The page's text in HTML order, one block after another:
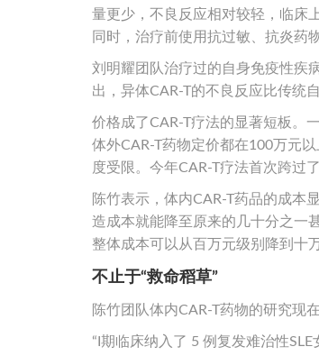
量更少，不良反应相对较轻，临床
同时，治疗前使用抗过敏、抗炎药
刘明耀团队治疗过的自身免疫性疾
出，异体CAR-T的不良反应比传统
价格成了CAR-T疗法的显著短板。
体外CAR-T药物定价都在100万元
度受限。今年CAR-T疗法首次跨过
陈竹表示，体内CAR-T药品的成本
造成本就能降至原来的几十分之一
整体成本可以从百万元级别降到十
不止于“救命稻草”
陈竹团队体内CAR-T药物的研究现
“I期临床纳入了 5 例复发难治性